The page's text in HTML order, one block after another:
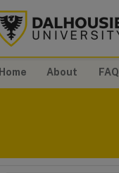
Home About FAQ